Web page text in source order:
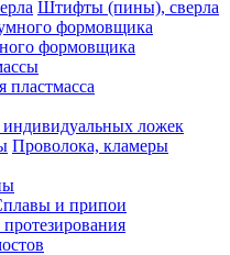
Штифты (пины), сверла
формовщика
пластмасса
ложек
Проволока, кламеры
и припои